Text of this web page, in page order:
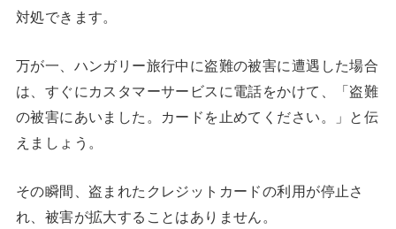
対処できます。
万が一、ハンガリー旅行中に盗難の被害に遭遇した場合
は、すぐにカスタマーサービスに電話をかけて、「盗難
の被害にあいました。カードを止めてください。」と伝
えましょう。
その瞬間、盗まれたクレジットカードの利用が停止さ
れ、被害が拡大することはありません。